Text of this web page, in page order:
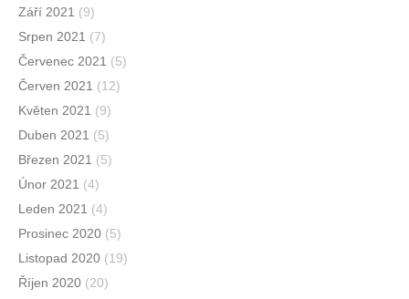
Září 2021 (9)
Srpen 2021 (7)
Červenec 2021 (5)
Červen 2021 (12)
Květen 2021 (9)
Duben 2021 (5)
Březen 2021 (5)
Únor 2021 (4)
Leden 2021 (4)
Prosinec 2020 (5)
Listopad 2020 (19)
Říjen 2020 (20)